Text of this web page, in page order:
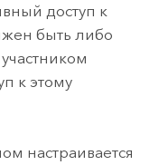
доступ к
быть либо
к этому
настраивается